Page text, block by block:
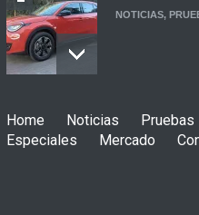
NOTICIAS,
NOTICIAS
Home Noticias Pruebas
Especiales
Mercado